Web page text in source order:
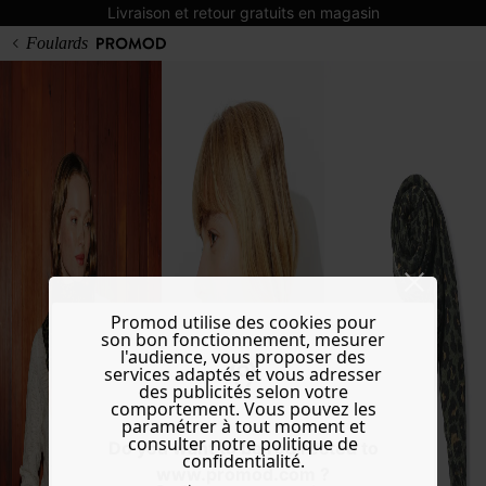
Livraison et retour gratuits en magasin
Do you want to be redirected to
www.promod.com ?
Foulards
Promod utilise des cookies pour
son bon fonctionnement, mesurer
l'audience, vous proposer des
services adaptés et vous adresser
des publicités selon votre
comportement. Vous pouvez les
paramétrer à tout moment et
consulter notre politique de
confidentialité.